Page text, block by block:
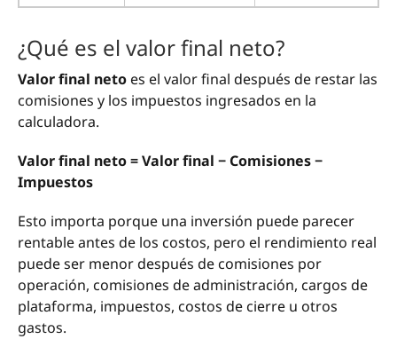
¿Qué es el valor final neto?
Valor final neto es el valor final después de restar las
comisiones y los impuestos ingresados en la
calculadora.
Valor final neto = Valor final − Comisiones −
Impuestos
Esto importa porque una inversión puede parecer
rentable antes de los costos, pero el rendimiento real
puede ser menor después de comisiones por
operación, comisiones de administración, cargos de
plataforma, impuestos, costos de cierre u otros
gastos.